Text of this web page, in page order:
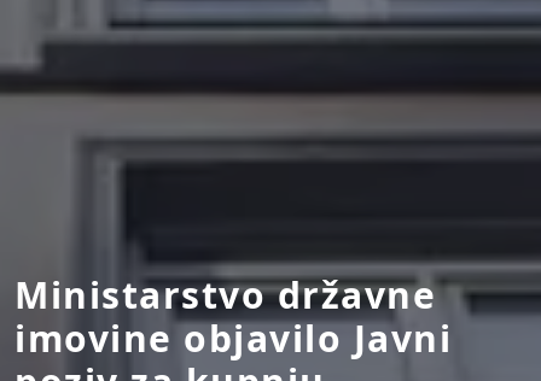
Ministarstvo državne
imovine objavilo Javni